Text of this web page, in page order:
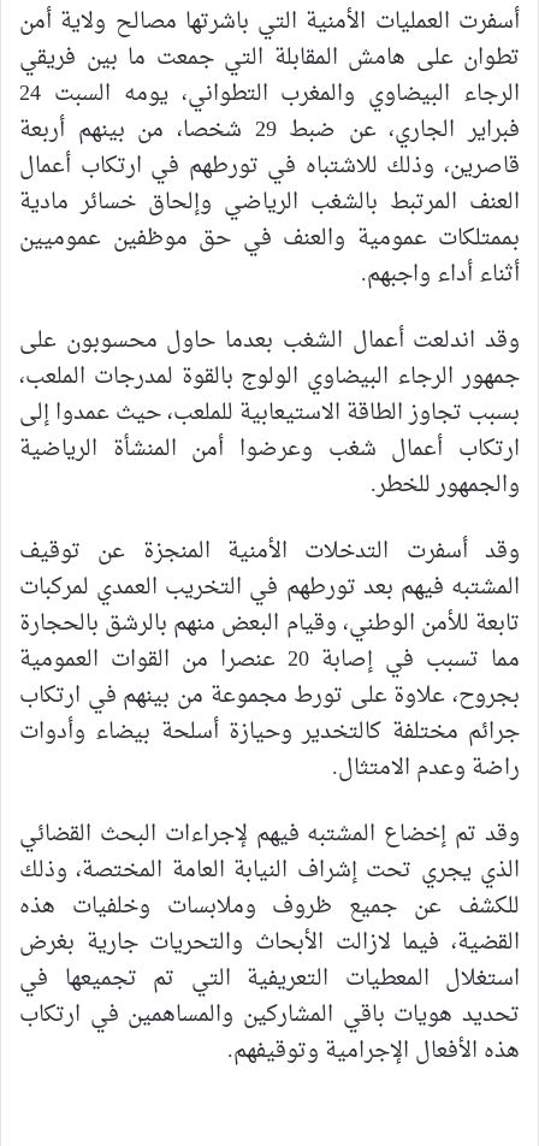
أسفرت العمليات الأمنية التي باشرتها مصالح ولاية أمن
تطوان على هامش المقابلة التي جمعت ما بين فريقي
الرجاء البيضاوي والمغرب التطواني، يومه السبت 24
فبراير الجاري، عن ضبط 29 شخصا، من بينهم أربعة
قاصرين، وذلك للاشتباه في تورطهم في ارتكاب أعمال
العنف المرتبط بالشغب الرياضي وإلحاق خسائر مادية
بممتلكات عمومية والعنف في حق موظفين عموميين
أثناء أداء واجبهم.
وقد اندلعت أعمال الشغب بعدما حاول محسوبون على
جمهور الرجاء البيضاوي الولوج بالقوة لمدرجات الملعب،
بسبب تجاوز الطاقة الاستيعابية للملعب، حيث عمدوا إلى
ارتكاب أعمال شغب وعرضوا أمن المنشأة الرياضية
والجمهور للخطر.
وقد أسفرت التدخلات الأمنية المنجزة عن توقيف
المشتبه فيهم بعد تورطهم في التخريب العمدي لمركبات
تابعة للأمن الوطني، وقيام البعض منهم بالرشق بالحجارة
مما تسبب في إصابة 20 عنصرا من القوات العمومية
بجروح، علاوة على تورط مجموعة من بينهم في ارتكاب
جرائم مختلفة كالتخدير وحيازة أسلحة بيضاء وأدوات
راضة وعدم الامتثال.
وقد تم إخضاع المشتبه فيهم لإجراءات البحث القضائي
الذي يجري تحت إشراف النيابة العامة المختصة، وذلك
للكشف عن جميع ظروف وملابسات وخلفيات هذه
القضية، فيما لازالت الأبحاث والتحريات جارية بغرض
استغلال المعطيات التعريفية التي تم تجميعها في
تحديد هويات باقي المشاركين والمساهمين في ارتكاب
هذه الأفعال الإجرامية وتوقيفهم.